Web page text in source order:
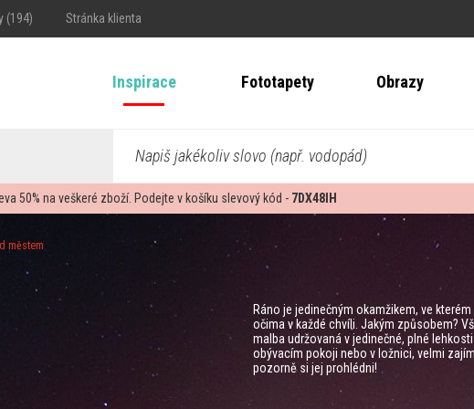
(194) Stránka klienta
Inspirace Fototapety Obrazy
Napiš jakékoliv slovo (např. vodopád)
50% na veškeré zboží. Podejte v košíku slevový kód - 7DX48IH
městem
Ráno je jedinečným okamžikem, ve
očima v každé chvíli. Jakým způsobem?
malba udržovaná v jedinečné, plné
obývacím pokoji nebo v ložnici, velmi
pozorně si jej prohlédni!